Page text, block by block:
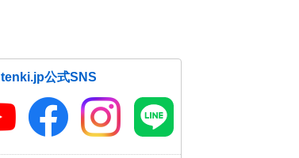
tenki.jp公式SNS